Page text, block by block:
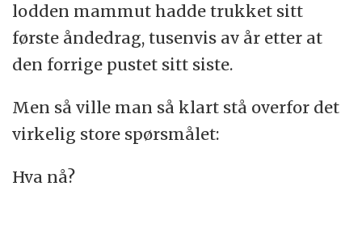
lodden mammut hadde trukket sitt
første åndedrag, tusenvis av år etter at
den forrige pustet sitt siste.
Men så ville man så klart stå overfor det
virkelig store spørsmålet:
Hva nå?